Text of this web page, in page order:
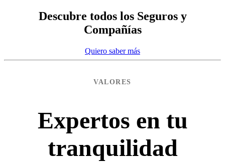
Descubre todos los Seguros y
Compañías
Quiero saber más
VALORES
Expertos en tu
tranquilidad